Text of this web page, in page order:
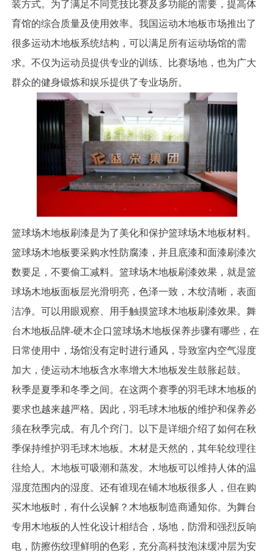
装方式。为了满足不同竞技比赛及多功能的需要，提高体
育馆的综合质量及使用效率。我国运动木地板市场推出了
很多运动木地板系统结构，可以满足所有运动场馆的需
求。不仅为运动员提供专业的训练、比赛场地，也为广大
群众的健身锻炼和娱乐提供了专业场所。
篮球场木地板刷漆是为了美化和保护篮球场木地板材料。
篮球场木地板要采购水性防腐漆，并且底漆和面漆刷漆次
数要足，不要偷工减料。篮球场木地板刷漆效果，就是篮
球场木地板面板层光滑明亮，色泽一致，木纹清晰，表面
洁净。可以用眼观察、用手触摸篮球木地板刷漆效果。舞
台木地板品牌-硬木企口篮球场木地板保养步骤有哪些，在
日常使用中，场馆没有定时进行通风，导致室内空气湿度
加大，使运动木地板含水率增大木地板发生鼓胀起鼓。
秋季是夏季和冬季之间。在这两个赛季的羽毛球木地板的
要求也越来越严格。因此，羽毛球木地板的维护和保养必
须在秋季完成。有几个窍门。以下是详细介绍了如何在秋
季保持维护羽毛球木地板。木材是天然的，其年轮纹理往
往给人。木地板可吸潮和蒸发。木地板可以维持人体的温
湿度范围内的湿度。还有谁现在铺木地板很多人，但在购
买木地板时，有什么误解？木地板制造商通知你。为舞台
专用木地板的人性化设计相结合，场地，防滑和强烈反响
电，防擦伤纹理鲜明的色彩，充分高科技泡沫缓冲层为安